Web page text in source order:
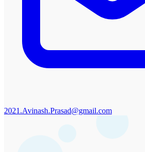
2021.Avinash.Prasad@gmail.com